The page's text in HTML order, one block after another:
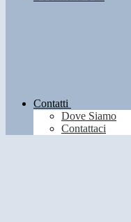
Contatti
Dove Siamo
Contattaci